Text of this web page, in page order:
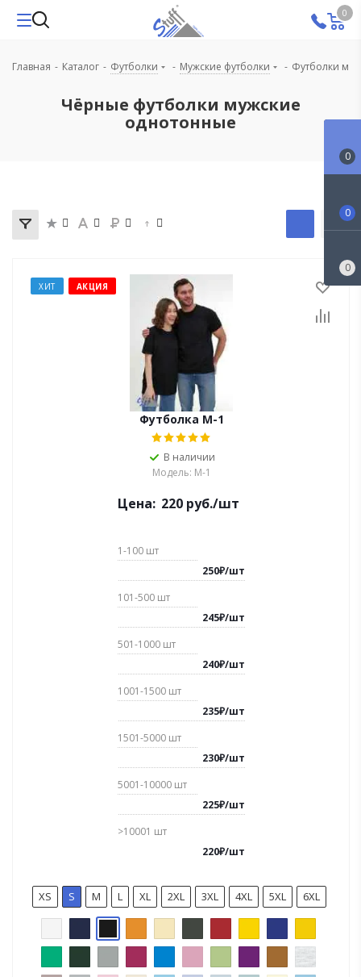
0
Чёрные футболки мужские
однотонные
Главная - Каталог - Футболки - Мужские футболки - Футболки
ХИТ АКЦИЯ
Футболка M-1
В наличии
Модель: М-1
Цена: 220 руб./шт
1-100 шт
250₽/шт
101-500 шт
245₽/шт
501-1000 шт
240₽/шт
1001-1500 шт
235₽/шт
1501-5000 шт
230₽/шт
5001-10000 шт
225₽/шт
>10001 шт
220₽/шт
XS S M L XL 2XL 3XL 4XL 5XL 6XL
0
0
0